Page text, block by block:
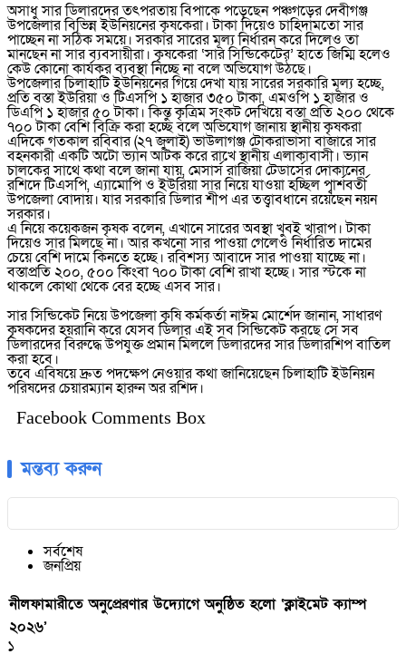
অসাধু সার ডিলারদের তৎপরতায় বিপাকে পড়েছেন পঞ্চগড়ের দেবীগঞ্জ
উপজেলার বিভিন্ন ইউনিয়নের কৃষকেরা। টাকা দিয়েও চাহিদামতো সার
পাচ্ছেন না সঠিক সময়ে। সরকার সারের মূল্য নির্ধারন করে দিলেও তা
মানছেন না সার ব্যবসায়ীরা। কৃষকেরা ‘সার সিন্ডিকেটের’ হাতে জিম্মি হলেও
কেউ কোনো কার্যকর ব্যবস্থা নিচ্ছে না বলে অভিযোগ উঠছে।
উপজেলার চিলাহাটি ইউনিয়নের গিয়ে দেখা যায় সারের সরকারি মূল্য হচ্ছে,
প্রতি বস্তা ইউরিয়া ও টিএসপি ১ হাজার ৩৫০ টাকা, এমওপি ১ হাজার ও
ডিএপি ১ হাজার ৫০ টাকা। কিন্তু কৃত্রিম সংকট দেখিয়ে বস্তা প্রতি ২০০ থেকে
৭০০ টাকা বেশি বিক্রি করা হচ্ছে বলে অভিযোগ জানায় স্থানীয় কৃষকরা
এদিকে গতকাল রবিবার (২৭ জুলাই) ভাউলাগঞ্জ টোকরাভাসা বাজারে সার
বহনকারী একটি অটো ভ্যান আটক করে রাখে স্থানীয় এলাকাবাসী। ভ্যান
চালকের সাথে কথা বলে জানা যায়, মেসার্স রাজিয়া টেডার্সের দোকানের
রশিদে টিএসপি, এ্যামোপি ও ইউরিয়া সার নিয়ে যাওয়া হচ্ছিল প্বার্শবর্তী
উপজেলা বোদায়। যার সরকারি ডিলার শীপ এর তত্ত্বাবধানে রয়েছেন নয়ন
সরকার।
এ নিয়ে কয়েকজন কৃষক বলেন, এখানে সারের অবস্থা খুবই খারাপ। টাকা
দিয়েও সার মিলছে না। আর কখনো সার পাওয়া গেলেও নির্ধারিত দামের
চেয়ে বেশি দামে কিনতে হচ্ছে। রবিশস্য আবাদে সার পাওয়া যাচ্ছে না।
বস্তাপ্রতি ২০০, ৫০০ কিংবা ৭০০ টাকা বেশি রাখা হচ্ছে। সার স্টকে না
থাকলে কোথা থেকে বের হচ্ছে এসব সার।
সার সিন্ডিকেট নিয়ে উপজেলা কৃষি কর্মকর্তা নাঈম মোর্শেদ জানান, সাধারণ
কৃষকদের হয়রানি করে যেসব ডিলার এই সব সিন্ডিকেট করছে সে সব
ডিলারদের বিরুদ্ধে উপযুক্ত প্রমান মিললে ডিলারদের সার ডিলারশিপ বাতিল
করা হবে।
তবে এবিষয়ে দ্রুত পদক্ষেপ নেওয়ার কথা জানিয়েছেন চিলাহাটি ইউনিয়ন
পরিষদের চেয়ারম্যান হারুন অর রশিদ।
Facebook Comments Box
মন্তব্য করুন
সর্বশেষ
জনপ্রিয়
নীলফামারীতে অনুপ্রেরণার উদ্যোগে অনুষ্ঠিত হলো ‘ক্লাইমেট ক্যাম্প
২০২৬’
১